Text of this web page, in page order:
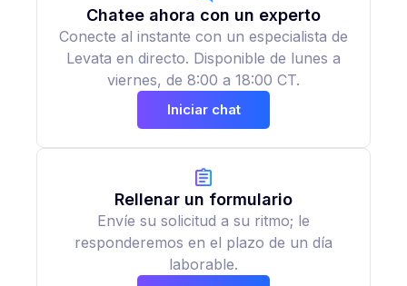
Chatee ahora con un experto
Conecte al instante con un especialista de
Levata en directo. Disponible de lunes a
viernes, de 8:00 a 18:00 CT.
Iniciar chat
Rellenar un formulario
Envíe su solicitud a su ritmo; le
responderemos en el plazo de un día
laborable.